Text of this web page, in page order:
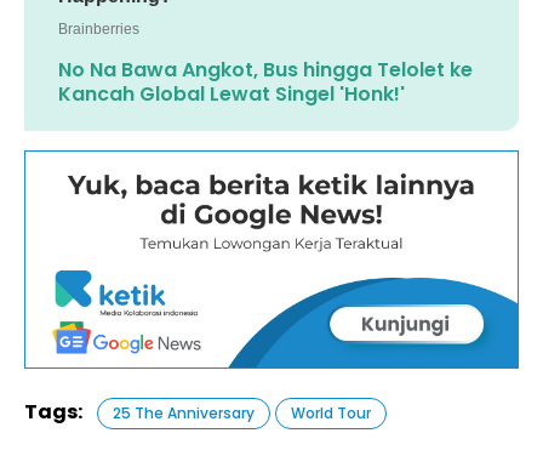
No Na Bawa Angkot, Bus hingga Telolet ke
Kancah Global Lewat Singel 'Honk!'
Tags: 25 The Anniversary World Tour